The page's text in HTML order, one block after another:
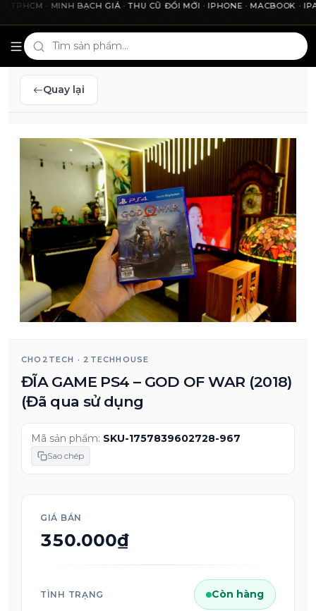
Cho2Tech và 2Techhouse — chợ công nghệ uy tín tại
· MINH BẠCH GIÁ · THU CŨ ĐỔI MỚI · IPHONE · MACBOOK ·
Quay lại
CHO2TECH · 2TECHHOUSE
ĐĨA GAME PS4 – GOD OF WAR (2018)
(Đã qua sử dụng
Mã sản phẩm: SKU-1757839602728-967
Sao chép
GIÁ BÁN
350.000₫
TÌNH TRẠNG Còn hàng